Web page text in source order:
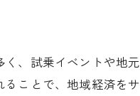
、試乗イベントや地元
ことで、地域経済をサ